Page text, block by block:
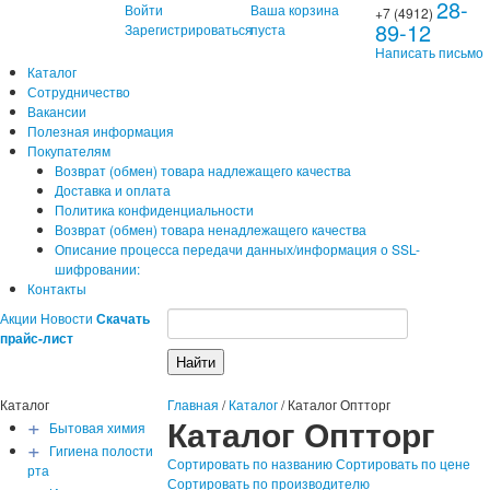
Войти
Зарегистрироваться
Ваша корзина
пуста
+7 (4912)28-
89-12
Написать письмо
Каталог
Сотрудничество
Вакансии
Полезная информация
Покупателям
Возврат (обмен) товара надлежащего качества
Доставка и оплата
Политика конфиденциальности
Возврат (обмен) товара ненадлежащего качества
Описание процесса передачи данных/информация о SSL-
шифровании:
Контакты
Акции Новости Скачать
прайс-лист
Каталог
+ Бытовая химия
+ Гигиена полости
рта
Главная /Каталог/Каталог Оптторг
Каталог Оптторг
Сортировать по названию Сортировать по цене
Сортировать по производителю